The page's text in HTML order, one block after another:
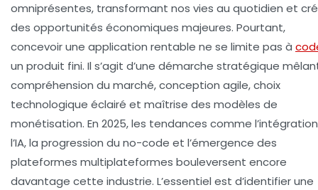
omniprésentes, transformant nos vies au quotidien et
des opportunités économiques majeures. Pourtant,
concevoir une application rentable ne se limite pas à
un produit fini. Il s’agit d’une démarche stratégique
compréhension du marché, conception agile, choix
technologique éclairé et maîtrise des modèles de
monétisation. En 2025, les tendances comme
l’IA, la progression du no-code et l’émergence des
plateformes multiplateformes bouleversent encore
davantage cette industrie. L’essentiel est d’identifier une